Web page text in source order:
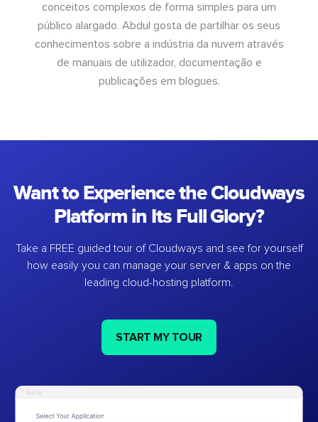
conceitos complexos de forma simples para um
público alargado. Abdul gosta de partilhar os seus
conhecimentos sobre a indústria da nuvem através
de manuais de utilizador, documentação e
publicações em blogues.
Want to Experience the Cloudways
Platform in Its Full Glory?
Take a FREE guided tour of Cloudways and see for yourself
how easily you can manage your server & apps on the
leading cloud-hosting platform.
START MY TOUR